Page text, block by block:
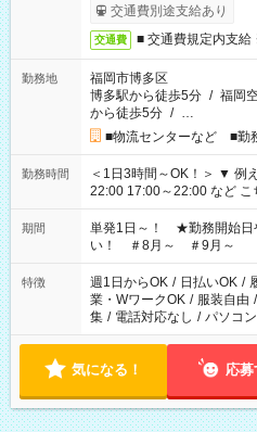
交通費別途支給あり
交通費 ■ 交通費規定内支
勤務地
福岡市博多区
博多駅から徒歩5分 / 福岡
から徒歩5分 / …
■物流センターなど ■勤
勤務時間
＜1日3時間～OK！＞ ▼ 例えば… ▼ 15:00～18:00 15:00～
22:00 17:00～22:00 など こちら以外の時間もお気軽にご相談く
ださい！
期間
単発1日～！ ★勤務開始日
い！ ＃8月～ ＃9月～
特徴 週1日からOK / 日払いOK /
業・WワークOK / 服装自由 /
集 / 電話対応なし / パソコ
気になる！ 応募